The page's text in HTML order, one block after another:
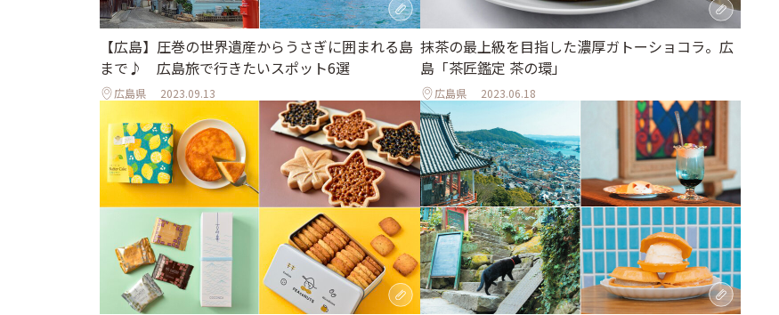
【広島】圧巻の世界遺産からうさぎに囲まれる島
まで♪ 広島旅で行きたいスポット6選
広島県 2023.09.13
抹茶の最上級を目指した濃厚ガトーショコラ。広
島「茶匠鑑定 茶の環」
広島県 2023.06.18